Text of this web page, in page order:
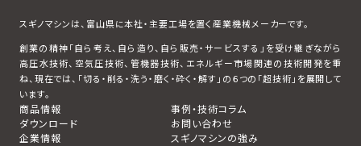
スギノマシンは、富山県に本社・主要工場を置く産業機械メーカーです。
創業の精神「自ら考え、自ら造り、自ら販売・サービスする」を受け継ぎながら
高圧水技術、空気圧技術、管機器技術、エネルギー市場関連の技術開発を重
ね、現在では、「切る・削る・洗う・磨く・砕く・解す」の６つの「超技術」を展開して
います。
商品情報
事例・技術コラム
ダウンロード
お問い合わせ
企業情報
スギノマシンの強み